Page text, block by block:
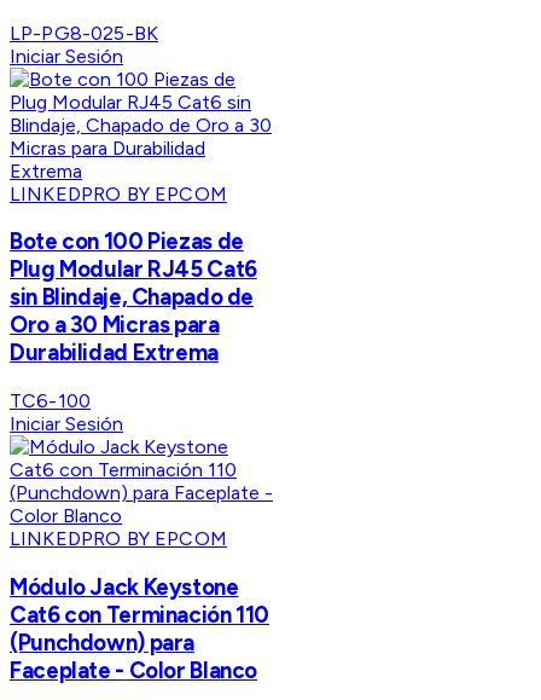
LP-PG8-025-BK
Iniciar Sesión
LINKEDPRO BY EPCOM
Bote con 100 Piezas de
Plug Modular RJ45 Cat6
sin Blindaje, Chapado de
Oro a 30 Micras para
Durabilidad Extrema
TC6-100
Iniciar Sesión
LINKEDPRO BY EPCOM
Módulo Jack Keystone
Cat6 con Terminación 110
(Punchdown) para
Faceplate - Color Blanco